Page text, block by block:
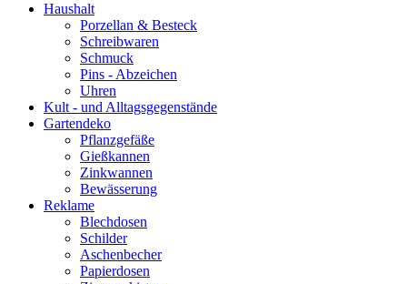
Haushalt
Porzellan & Besteck
Schreibwaren
Schmuck
Pins - Abzeichen
Uhren
Kult - und Alltagsgegenstände
Gartendeko
Pflanzgefäße
Gießkannen
Zinkwannen
Bewässerung
Reklame
Blechdosen
Schilder
Aschenbecher
Papierdosen